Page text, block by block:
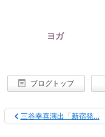
ブログトップ
三谷幸喜演出「新宿発…
ヨガ